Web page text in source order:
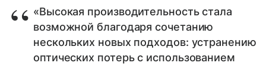
«Высокая производительность стала
возможной благодаря сочетанию
нескольких новых подходов: устранению
оптических потерь с использованием